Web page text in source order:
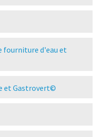
fourniture d'eau et
et Gastrovert©